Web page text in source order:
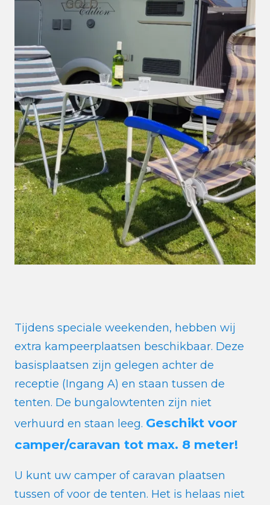
Tijdens speciale weekenden, hebben wij
extra kampeerplaatsen beschikbaar. Deze
basisplaatsen zijn gelegen achter de
receptie (Ingang A) en staan tussen de
tenten. De bungalowtenten zijn niet
verhuurd en staan leeg. Geschikt voor
camper/caravan tot max. 8 meter!
U kunt uw camper of caravan plaatsen
tussen of voor de tenten. Het is helaas niet